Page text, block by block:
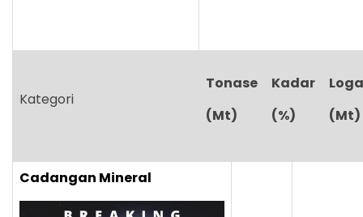
Kategori
Tonase
(Mt)
Kadar
(%)
(Mt)
Cadangan Mineral